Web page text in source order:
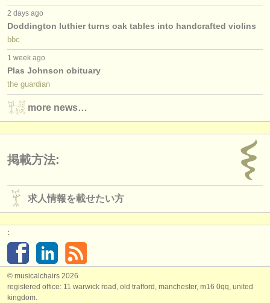
2 days ago
Doddington luthier turns oak tables into handcrafted violins
bbc
1 week ago
Plas Johnson obituary
the guardian
more news…
掲載方法:
求人情報を載せたい方
:
© musicalchairs 2026
registered office: 11 warwick road, old trafford, manchester, m16 0qq, united
kingdom.